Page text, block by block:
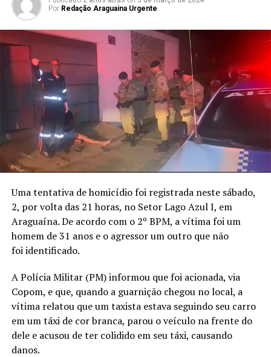
Por Redação Araguaina Urgente
Uma tentativa de homicídio foi registrada neste sábado,
2, por volta das 21 horas, no Setor Lago Azul I, em
Araguaína. De acordo com o 2º BPM, a vítima foi um
homem de 31 anos e o agressor um outro que não
foi identificado.
A Polícia Militar (PM) informou que foi acionada, via
Copom, e que, quando a guarnição chegou no local, a
vítima relatou que um taxista estava seguindo seu carro
em um táxi de cor branca, parou o veículo na frente do
dele e acusou de ter colidido em seu táxi, causando
danos.